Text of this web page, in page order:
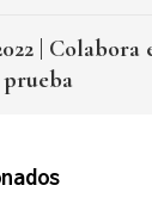
| Colabora